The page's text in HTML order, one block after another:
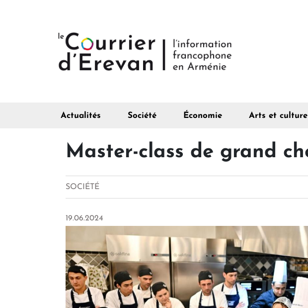
Actualités Société Économie Arts et culture
Master-class de grand
SOCIÉTÉ
19.06.2024